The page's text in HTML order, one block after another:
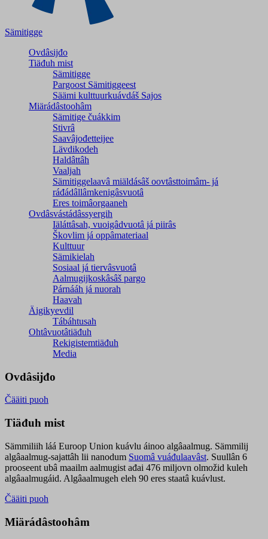
Sämitigge
Ovdâsijđo
Tiäđuh mist
Sämitigge
Pargoost Sämitiggeest
Säämi kulttuurkuávdáš Sajos
Miärádâstoohâm
Sämitige čuákkim
Stivrâ
Saavâjođetteijee
Lävdikodeh
Haldâttâh
Vaaljah
Sämitiggelaavâ miäldásâš oovtâsttoimâm- já
ráđádâllâmkenigâsvuotâ
Eres toimâorgaaneh
Ovdâsvástádâssyergih
Iäláttâsah, vuoigâdvuotâ já piirâs
Škovlim já oppâmateriaal
Kulttuur
Sämikielah
Sosiaal já tiervâsvuotâ
Aalmugijkoskâsâš pargo
Párnááh já nuorah
Haavah
Äigikyevdil
Tábáhtusah
Ohtâvuotâtiäđuh
Rekigistemtiäđuh
Media
Ovdâsijđo
Čääiti puoh
Tiäđuh mist
Sämmiliih láá Euroop Union kuávlu áinoo algâaalmug. Sämmilij
algâaalmug-sajattâh lii nanodum Suomâ vuáđulaavâst. Suullân 6
prooseent ubâ maailm aalmugist ađai 476 miljovn olmožid kuleh
algâaalmugáid. Algâaalmugeh eleh 90 eres staatâ kuávlust.
Čääiti puoh
Miärádâstoohâm